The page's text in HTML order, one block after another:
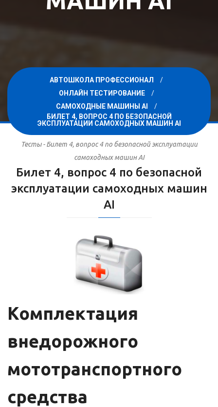
АВТОШКОЛА ПРОФЕССИОНАЛ
ОНЛАЙН ТЕСТИРОВАНИЕ
САМОХОДНЫЕ МАШИНЫ AI
БИЛЕТ 4, ВОПРОС 4 ПО БЕЗОПАСНОЙ
ЭКСПЛУАТАЦИИ САМОХОДНЫХ МАШИН AI
Тесты - Билет 4, вопрос 4 по безопасной эксплуатации
самоходных машин AI
Билет 4, вопрос 4 по безопасной
эксплуатации самоходных машин
AI
Комплектация
внедорожного
мототранспортного
средства